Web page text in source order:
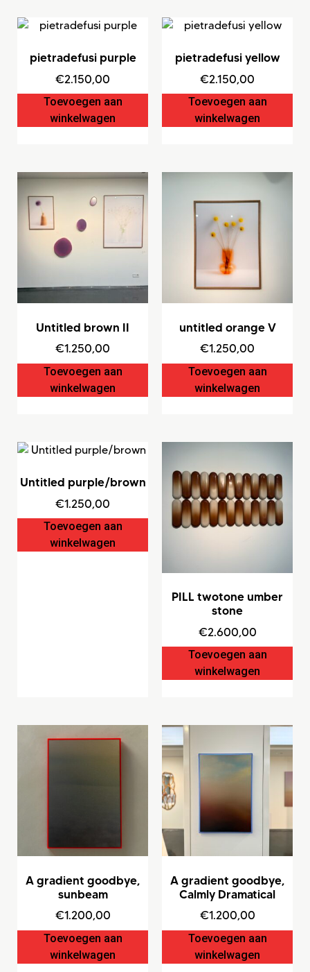
pietradefusi purple
€2.150,00
Toevoegen aan
winkelwagen
pietradefusi yellow
€2.150,00
Toevoegen aan
winkelwagen
Untitled brown II
€1.250,00
Toevoegen aan
winkelwagen
untitled orange V
€1.250,00
Toevoegen aan
winkelwagen
Untitled purple/brown
€1.250,00
Toevoegen aan
winkelwagen
PILL twotone umber
stone
€2.600,00
Toevoegen aan
winkelwagen
A gradient goodbye,
sunbeam
€1.200,00
Toevoegen aan
winkelwagen
A gradient goodbye,
Calmly Dramatical
€1.200,00
Toevoegen aan
winkelwagen